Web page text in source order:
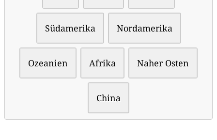
Südamerika Nordamerika
Ozeanien Afrika Naher Osten
China